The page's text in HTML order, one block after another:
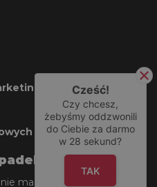
ma sensu tracić więcej
Cześć!
Czy chcesz,
żebyśmy oddzwonili
do Ciebie za darmo
w 28 sekund?
TAK